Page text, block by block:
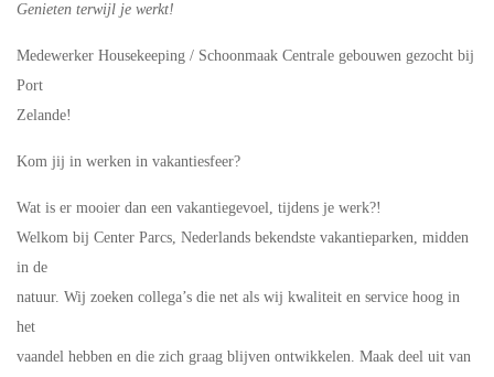
Genieten terwijl je werkt!
Medewerker Housekeeping / Schoonmaak Centrale gebouwen gezocht bij
Port
Zelande!
Kom jij in werken in vakantiesfeer?
Wat is er mooier dan een vakantiegevoel, tijdens je werk?!
Welkom bij Center Parcs, Nederlands bekendste vakantieparken, midden
in de
natuur. Wij zoeken collega’s die net als wij kwaliteit en service hoog in
het
vaandel hebben en die zich graag blijven ontwikkelen. Maak deel uit van